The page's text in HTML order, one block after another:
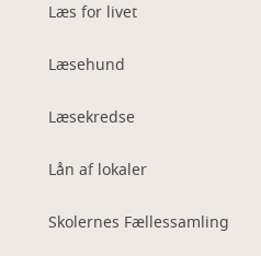
Læs for livet
Læsehund
Læsekredse
Lån af lokaler
Skolernes Fællessamling